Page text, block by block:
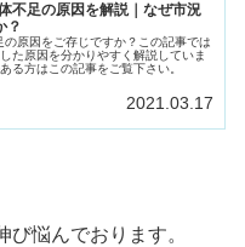
不足の原因を解説｜なぜ市況
？
原因をご存じですか？この記事では
た原因を分かりやすく解説していま
る方はこの記事をご覧下さい。
2021.03.17
悩んでおります。